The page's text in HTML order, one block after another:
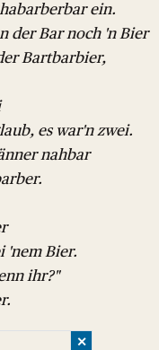
ein.
der Bar noch 'n Bier
Bartbarbier,
es war'n zwei.
nahbar
'nem Bier.
ihr?"
✕